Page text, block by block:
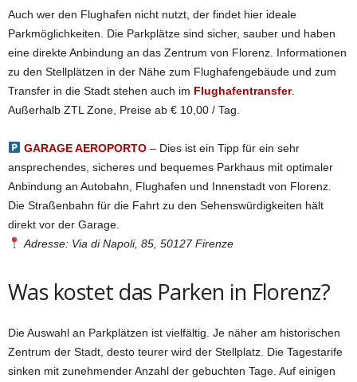
Auch wer den Flughafen nicht nutzt, der findet hier ideale
Parkmöglichkeiten. Die Parkplätze sind sicher, sauber und haben
eine direkte Anbindung an das Zentrum von Florenz. Informationen
zu den Stellplätzen in der Nähe zum Flughafengebäude und zum
Transfer in die Stadt stehen auch im Flughafentransfer.
Außerhalb ZTL Zone, Preise ab € 10,00 / Tag.
GARAGE AEROPORTO– Dies ist ein Tipp für ein sehr
ansprechendes, sicheres und bequemes Parkhaus mit optimaler
Anbindung an Autobahn, Flughafen und Innenstadt von Florenz.
Die Straßenbahn für die Fahrt zu den Sehenswürdigkeiten hält
direkt vor der Garage.
Adresse: Via di Napoli, 85, 50127 Firenze
Was kostet das Parken in Florenz?
Die Auswahl an Parkplätzen ist vielfältig. Je näher am historischen
Zentrum der Stadt, desto teurer wird der Stellplatz. Die Tagestarife
sinken mit zunehmender Anzahl der gebuchten Tage. Auf einigen